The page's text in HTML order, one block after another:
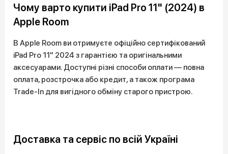
Чому варто купити iPad Pro 11" (2024) в
Apple Room
В Apple Room ви отримуєте офіційно сертифікований
iPad Pro 11" 2024 з гарантією та оригінальними
аксесуарами. Доступні різні способи оплати — повна
оплата, розстрочка або кредит, а також програма
Trade-In для вигідного обміну старого пристрою.
Доставка та сервіс по всій Україні